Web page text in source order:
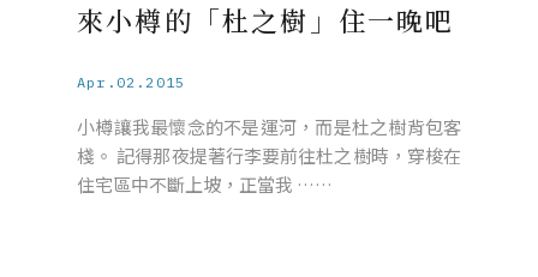
來小樽的「杜之樹」住一晚吧
Apr.02.2015
小樽讓我最懷念的不是運河，而是杜之樹背包客
棧。 記得那夜提著行李要前往杜之樹時，穿梭在
住宅區中不斷上坡，正當我 ……